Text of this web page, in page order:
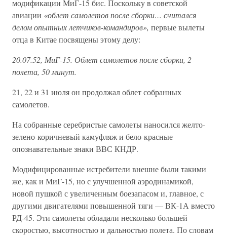
модификации МиГ-15 бис. Поскольку в советской
авиации «облет самолетов после сборки… считался
делом опытных летчиков-командиров», первые вылеты
отца в Китае посвящены этому делу:
20.07.52, МиГ-15. Облет самолетов после сборки, 2
полета, 50 минут.
21, 22 и 31 июля он продолжал облет собранных
самолетов.
На собранные серебристые самолеты наносился желто-
зелено-коричневый камуфляж и бело-красные
опознавательные знаки ВВС КНДР.
Модифицированные истребители внешне были такими
же, как и МиГ-15, но с улучшенной аэродинамикой,
новой пушкой с увеличенным боезапасом и, главное, с
другими двигателями повышенной тяги — ВК-1А вместо
РД-45. Эти самолеты обладали несколько большей
скоростью, высотностью и дальностью полета. По словам